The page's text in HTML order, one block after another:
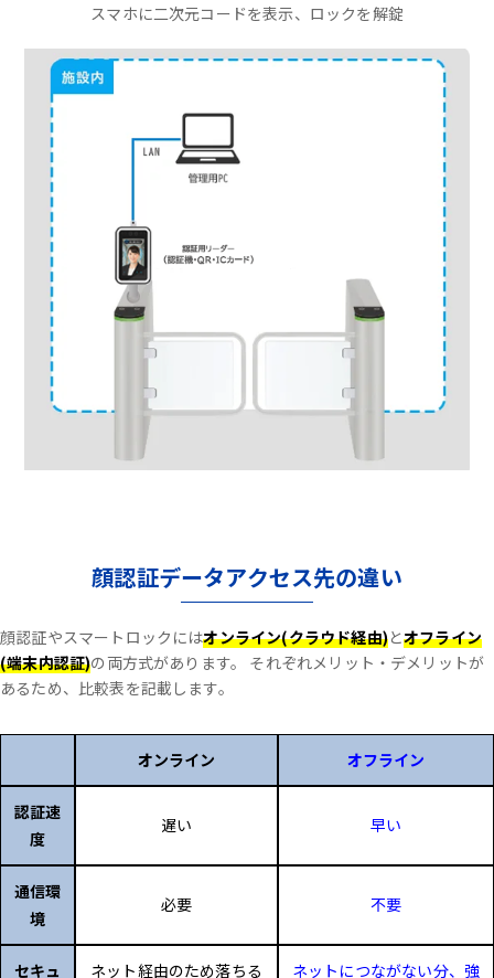
スマホに二次元コードを表示、ロックを解錠
顔認証データアクセス先の違い
顔認証やスマートロックにはオンライン(クラウド経由)とオフライン
(端末内認証)の両方式があります。
それぞれメリット・デメリットが
あるため、比較表を記載します。
オンライン オフライン
認証速
度
遅い 早い
通信環
境
必要 不要
セキュ ネット経由のため落ちる ネットにつながない分、強